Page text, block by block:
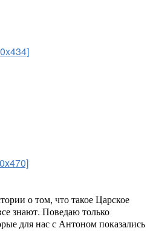
о том, что такое Царское
знают. Поведаю только
для нас с Антоном показались